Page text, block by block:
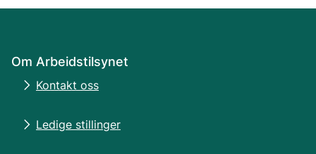
Om Arbeidstilsynet
Kontakt oss
Ledige stillinger